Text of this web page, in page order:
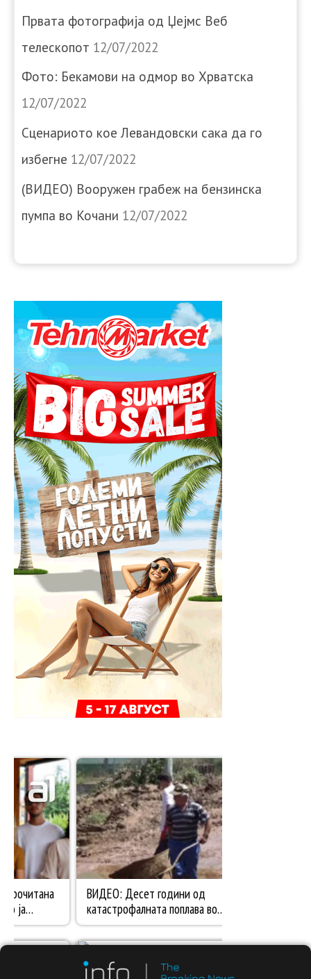
Првата фотографија од Џејмс Веб
телескопот 12/07/2022
Фото: Бекамови на одмор во Хрватска
12/07/2022
Сценариото кое Левандовски сака да го
избегне 12/07/2022
(ВИДЕО) Вооружен грабеж на бензинска
пумпа во Кочани 12/07/2022